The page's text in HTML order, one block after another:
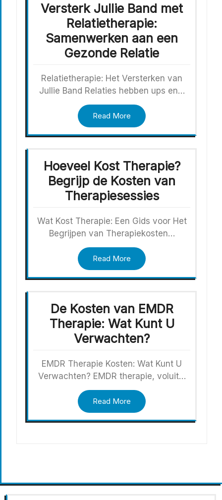
Versterk Jullie Band met
Relatietherapie:
Samenwerken aan een
Gezonde Relatie
Relatietherapie: Het Versterken van
Jullie Band Relaties hebben ups en…
Read More
Hoeveel Kost Therapie?
Begrijp de Kosten van
Therapiesessies
Wat Kost Therapie: Een Gids voor Het
Begrijpen van Therapiekosten…
Read More
De Kosten van EMDR
Therapie: Wat Kunt U
Verwachten?
EMDR Therapie Kosten: Wat Kunt U
Verwachten? EMDR therapie, voluit…
Read More